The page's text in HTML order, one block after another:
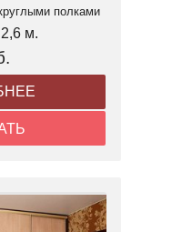
полками
м.